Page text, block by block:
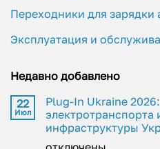
Переходники для зарядки
Эксплуатация и
Недавно добавлено
22
Июл
Plug-In Ukraine
электротранспорта
инфраструктуры